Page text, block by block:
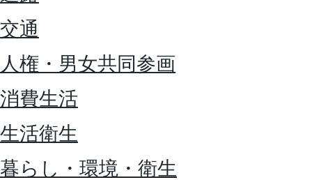
交通
人権・男女共同参画
消費生活
生活衛生
暮らし・環境・衛生